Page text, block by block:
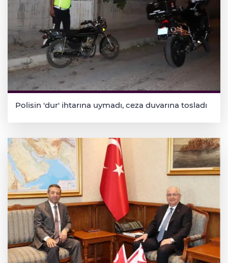
Polisin 'dur' ihtarına uymadı, ceza duvarına tosladı